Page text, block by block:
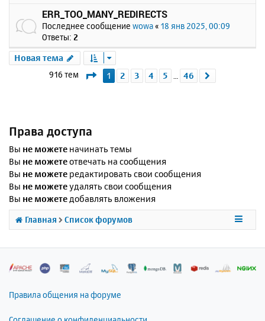
ERR_TOO_MANY_REDIRECTS
Последнее сообщение wowa « 18 янв 2025, 00:09
Ответы: 2
Новая тема
916 тем Страница1 из 46
1 2 3 4 5 46
Права доступа
Вы не можете начинать темы
Вы не можетеотвечать на сообщения
Вы не можете редактировать свои сообщения
Вы не можетеудалять свои сообщения
Вы не можетедобавлять вложения
Главная Список форумов
Правила общения на форуме